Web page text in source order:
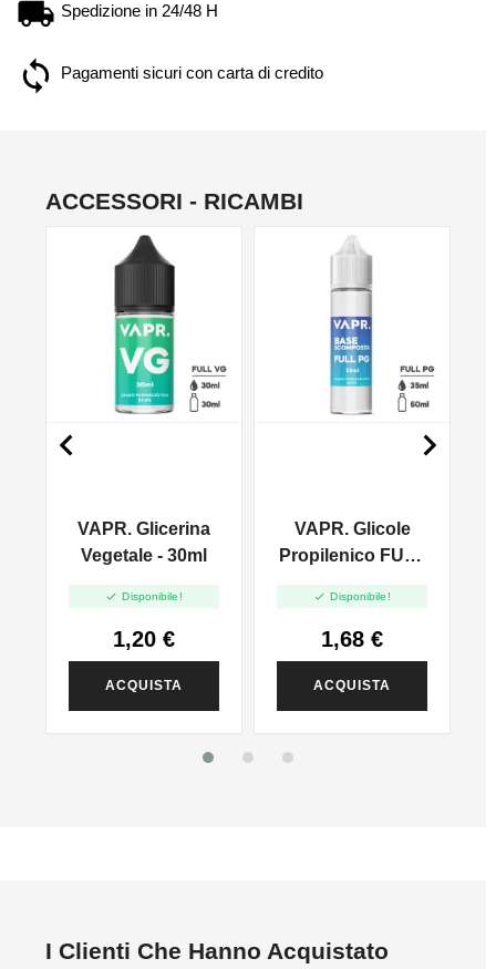
Spedizione in 24/48 H
Pagamenti sicuri con carta di credito
ACCESSORI - RICAMBI
VAPR. Glicerina
Vegetale - 30ml
 Disponibile!
1,20 €
ACQUISTA
VAPR. Glicole
Propilenico FULL
 Disponibile!
1,68 €
ACQUISTA
 
I Clienti Che Hanno Acquistato